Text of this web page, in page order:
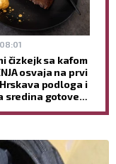
08:01
čizkejk sa kafom
osvaja na prvi
podloga i
sredina gotove